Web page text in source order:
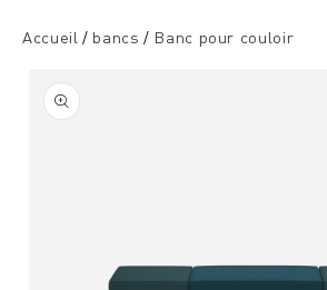
Accueil bancs Banc pour couloir
l'information
sur le
produit